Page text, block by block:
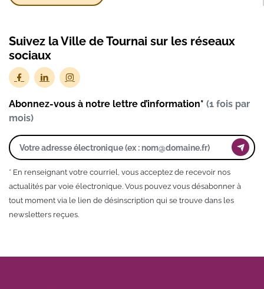
Suivez la Ville de Tournai sur les réseaux
sociaux
Abonnez-vous à notre lettre d’information* (1 fois par
mois)
* En renseignant votre courriel, vous acceptez de recevoir nos
actualités par voie électronique. Vous pouvez vous désabonner à
tout moment via le lien de désinscription qui se trouve dans les
newsletters reçues.